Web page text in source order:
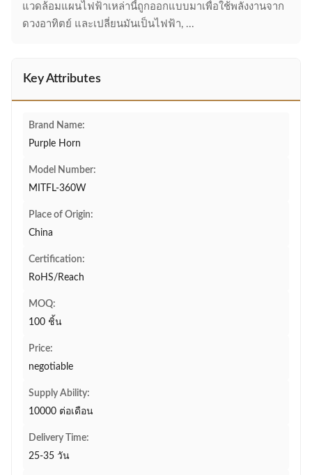
แวดล้อมแผนไฟฟ้าเหล่านี้ถูกออกแบบมาเพื่อใช้พลังงานจาก
ดวงอาทิตย์ และเปลี่ยนมันเป็นไฟฟ้า, ...
Key Attributes
Brand Name:
Purple Horn
Model Number:
MITFL-360W
Place of Origin:
China
Certification:
RoHS/Reach
MOQ:
100 ชิ้น
Price:
negotiable
Supply Ability:
10000 ต่อเดือน
Delivery Time:
25-35 วัน